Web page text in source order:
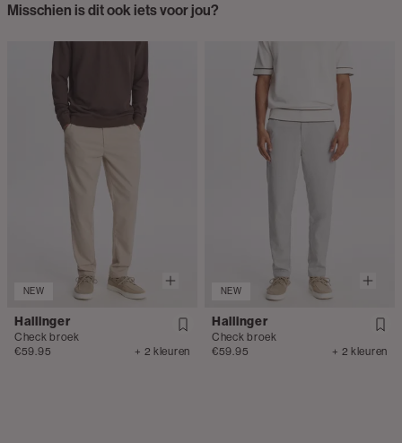
Misschien is dit ook iets voor jou?
NEW
Hallinger
Check broek
€59.95
+ 2 kleuren
NEW
Hallinger
Check broek
€59.95
+ 2 kleuren